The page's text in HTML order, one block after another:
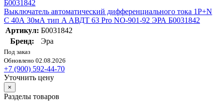
Выключатель автоматический дифференциального тока 1P+N
C 40А 30мА тип A АВДТ 63 Pro NO-901-92 ЭРА Б0031842
Артикул: Б0031842
Бренд:
Эра
Под заказ
Обновлено 02.08.2026
+7 (900) 592-44-70
Уточнить цену
×
Разделы товаров